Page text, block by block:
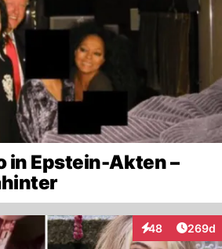
in Epstein-Akten –
48
Interaktionen
269d